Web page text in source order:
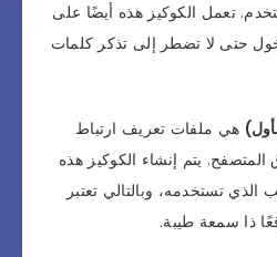
تعمل الكوكيز هذه أيضًا على
حتى لا تضطر إلى تذكر كلمات
هي ملفات تعريف ارتباط
المتصفح. يتم إنشاء الكوكيز هذه
تستخدمه، وبالتالي تعتبر
ذا سمعة طيبة.